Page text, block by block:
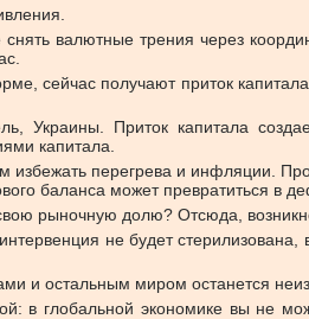
валютные трения через
сейчас получают приток
Приток капитала
капитала.
перегрева и инфляции.
баланса может превратиться в
рыночную долю? Отсюда,
не будет
и остальным миром останется
в глобальной экономике вы не